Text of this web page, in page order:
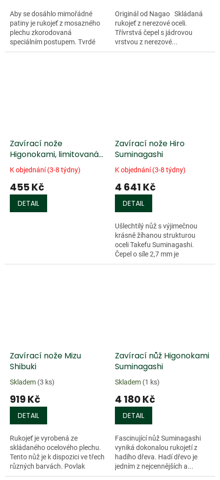
Aby se dosáhlo mimořádné
patiny je rukojeť z mosazného
plechu zkorodovaná
speciálním postupem. Tvrdé
jádro čepele je vyrobené z
Originál od Nagao Skládaná
rukojeť z nerezové oceli.
Třívrstvá čepel s jádrovou
vrstvou z nerezové...
Zavírací nože
Higonokami, limitovaná
edice
K objednání (3-8 týdny)
455 Kč
DETAIL
Zavírací nože Hiro
Suminagashi
K objednání (3-8 týdny)
4 641 Kč
DETAIL
Ušlechtilý nůž s výjimečnou
krásně žíhanou strukturou
oceli Takefu Suminagashi.
Čepel o síle 2,7 mm je
zhotovena ze 17 vrstev oceli
Zavírací nože Mizu
Shibuki
Skladem (3 ks)
919 Kč
DETAIL
Rukojeť je vyrobená ze
skládaného ocelového plechu.
Tento nůž je k dispozici ve třech
různých barvách. Povlak
rukojeti je ze...
Zavírací nůž Higonokami
Suminagashi
Skladem (1 ks)
4 180 Kč
DETAIL
Fascinující nůž Suminagashi
vyniká dokonalou rukojetí z
hadího dřeva. Hadí dřevo je
jedním z nejcennějších a...